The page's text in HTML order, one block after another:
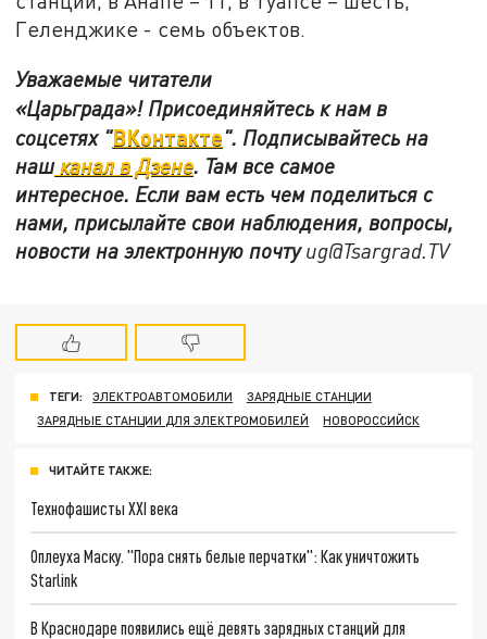
Геленджике - семь объектов.
Уважаемые читатели
«Царьграда»! Присоединяйтесь к нам в
соцсетях "ВКонтакте". Подписывайтесь на
нашканал в Дзене. Там все самое
интересное. Если вам есть чем поделиться с
нами, присылайте свои наблюдения, вопросы,
новости на электронную почтуug@Tsargrad.TV
ТЕГИ: ЭЛЕКТРОАВТОМОБИЛИ
ЗАРЯДНЫЕ СТАНЦИИ
ЗАРЯДНЫЕ СТАНЦИИ ДЛЯ ЭЛЕКТРОМОБИЛЕЙ
НОВОРОССИЙСК
ЧИТАЙТЕ ТАКЖЕ:
Технофашисты XXI века
Оплеуха Маску. "Пора снять белые перчатки": Как уничтожить
Starlink
В Краснодаре появились ещё девять зарядных станций для